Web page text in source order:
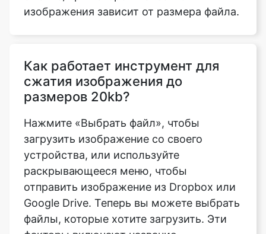
Как работает инструмент для
Нажмите «Выбрать файл», чтобы
загрузить изображение со своего
устройства, или используйте
раскрывающееся меню, чтобы
отправить изображение из Dropbox или
Google Drive. Теперь вы можете выбрать
файлы, которые хотите загрузить. Эти
факторы включают название
изображения, его размер, тип и т. д.
после загрузки. Последний обновленный